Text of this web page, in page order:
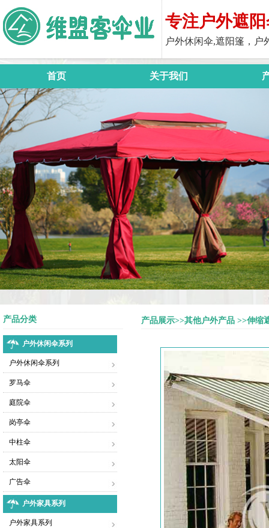
专注户外遮
户外休闲伞,遮阳篷，户
首页 关于我们
产品分类
户外休闲伞系列
户外休闲伞系列
罗马伞
庭院伞
岗亭伞
中柱伞
太阳伞
广告伞
户外家具系列
户外家具系列
产品展示>>其他户外产品 >>伸缩